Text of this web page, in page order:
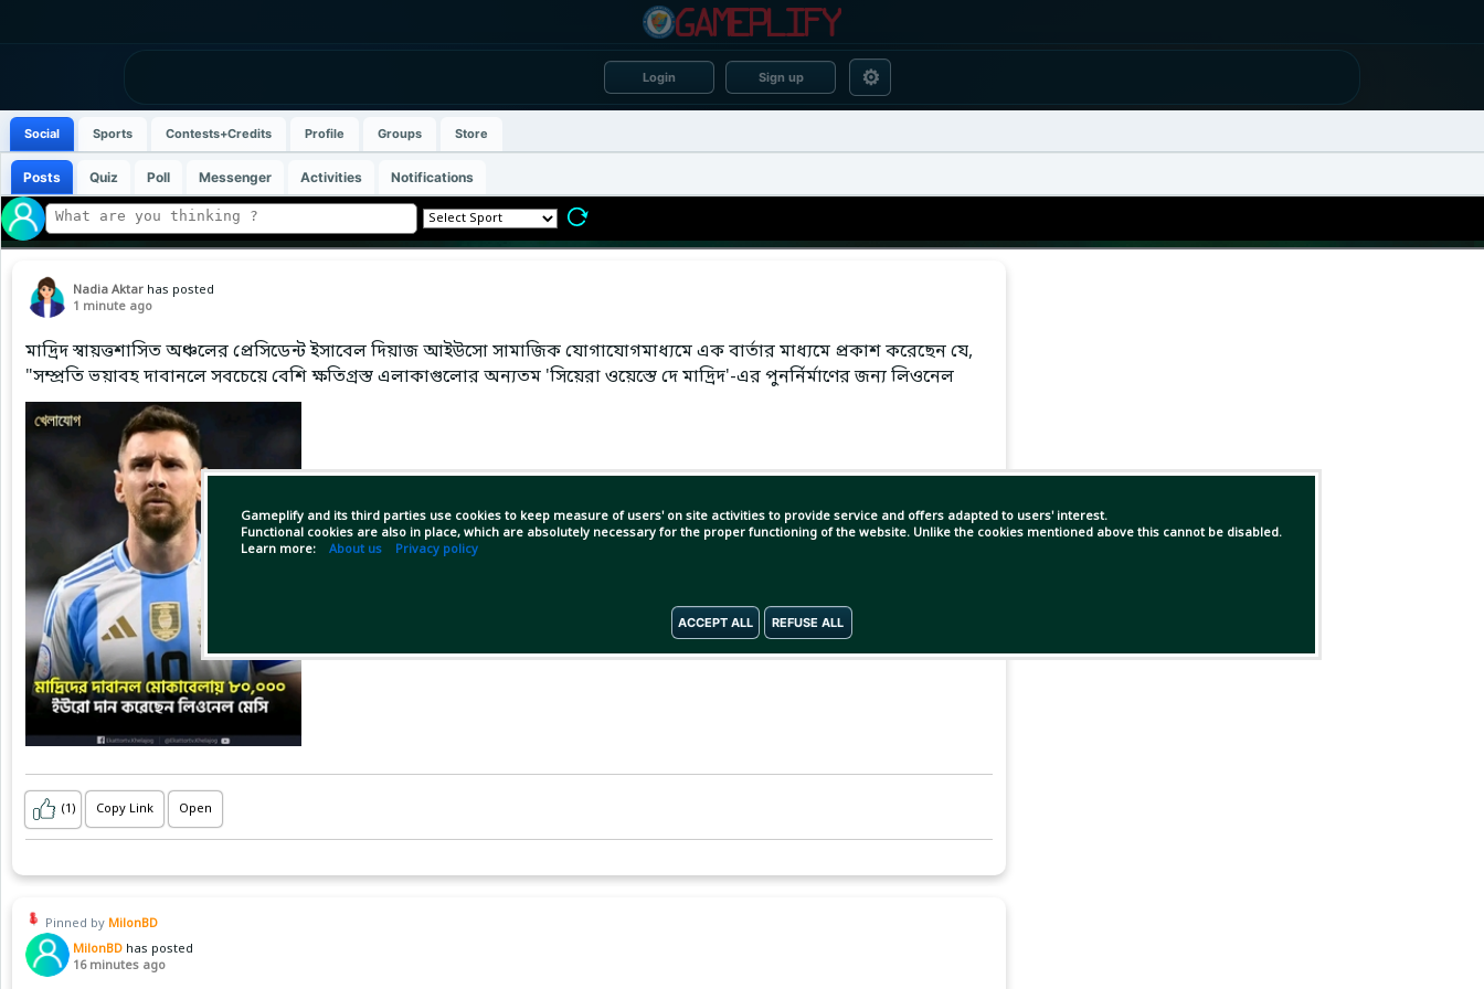
Login Sign up ⚙
Gameplify and its third parties use cookies to keep measure of users' on site activities to provide service and offers adapted to users' interest.
Functional cookies are also in place, which are absolutely necessary for the proper functioning of the website. Unlike the cookies mentioned above this cannot be disabled.
Learn more: About us Privacy policy
ACCEPT ALL REFUSE ALL
Social Sports Contests+Credits Profile Groups Store
Posts Quiz Poll Messenger Activities Notifications
Nadia Aktar has posted
1 minute ago
মাদ্রিদ স্বায়ত্তশাসিত অঞ্চলের প্রেসিডেন্ট ইসাবেল দিয়াজ আইউসো সামাজিক যোগাযোগমাধ্যমে এক বার্তার মাধ্যমে প্রকাশ করেছেন যে,
"সম্প্রতি ভয়াবহ দাবানলে সবচেয়ে বেশি ক্ষতিগ্রস্ত এলাকাগুলোর অন্যতম 'সিয়েরা ওয়েস্তে দে মাদ্রিদ'-এর পুনর্নির্মাণের জন্য লিওনেল
(1) Copy Link Open
Pinned by MilonBD
MilonBD has posted
16 minutes ago